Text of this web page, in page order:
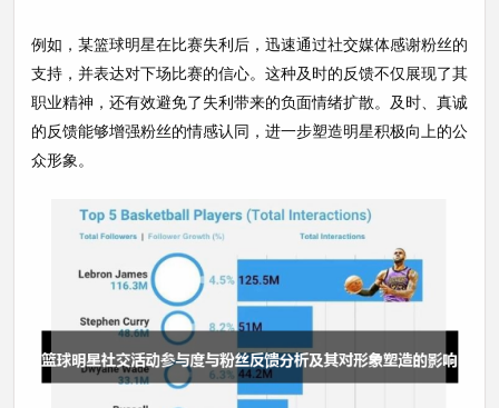
例如，某篮球明星在比赛失利后，迅速通过社交媒体感谢粉丝的
支持，并表达对下场比赛的信心。这种及时的反馈不仅展现了其
职业精神，还有效避免了失利带来的负面情绪扩散。及时、真诚
的反馈能够增强粉丝的情感认同，进一步塑造明星积极向上的公
众形象。